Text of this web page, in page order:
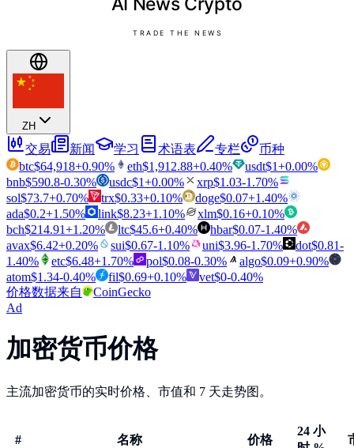
AI News Crypto
TRADE THE NEWS
ZH
交易 新闻 学习 术语表 专栏
币种
btc$64,918+0.90% eth$1,912.88+0.40% usdt$1+0.00%
bnb$590.8-0.30% usdc$1+0.00% xrp$1.03-1.70%
sol$73.7+0.70% trx$0.33+0.10% doge$0.07+1.40%
ada$0.2+1.50% link$8.23+1.10% xlm$0.16+0.10%
bch$214.91+1.20% ltc$45.6+0.40% hbar$0.07-1.40%
avax$6.42+0.20% sui$0.67-1.10% uni$3.96-1.70% dot$0.81-
1.40% etc$6.48+1.70% pol$0.08-0.30% algo$0.09+0.90%
atom$1.34-0.40% fil$0.69+0.10% vet$0-0.40%
价格数据来自
CoinGecko
Ad
加密货币价格
主流加密货币的实时价格、市值和 7 天走势图。
# 名称 价格
24 小